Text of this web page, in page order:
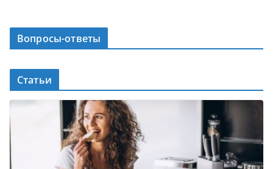
Вопросы-ответы
Статьи